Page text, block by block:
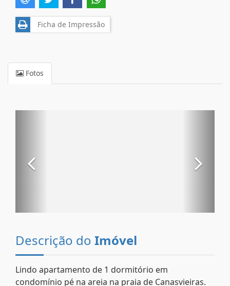
Ficha de Impressão
Fotos
Descrição do Imóvel
Lindo apartamento de 1 dormitório em
condomínio pé na areia na praia de Canasvieiras.